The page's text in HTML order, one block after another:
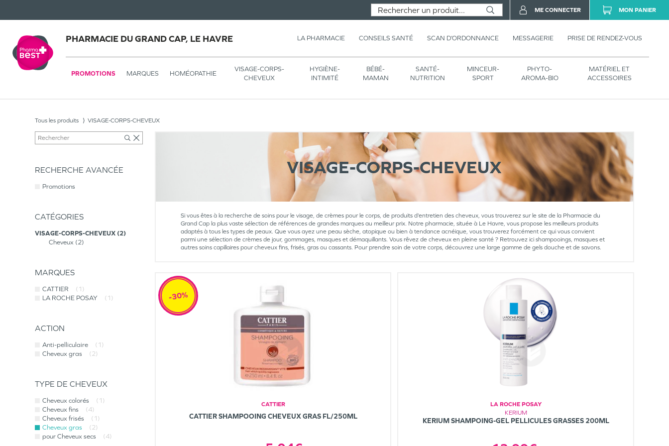
PHARMACIE DU GRAND CAP, LE HAVRE LA PHARMACIE CONSEILS SANTÉ SCAN D’ORDONNANCE MESSAGERIE PRISE DE RENDEZ-VOUS
PROMOTIONS MARQUES HOMÉOPATHIE
VISAGE-CORPS-
CHEVEUX
HYGIÈNE-
INTIMITÉ
BÉBÉ-
MAMAN
SANTÉ-
NUTRITION
MINCEUR-
SPORT
PHYTO-
AROMA-BIO
MATÉRIEL ET
ACCESSOIRES
ME CONNECTER MON PANIER
Tous les produits VISAGE-CORPS-CHEVEUX
RECHERCHE AVANCÉE
Promotions
CATÉGORIES
VISAGE-CORPS-CHEVEUX 2
Cheveux
2
MARQUES
CATTIER
(1)
LA ROCHE POSAY
(1)
ACTION
Anti-pelliculaire
(1)
Cheveux gras
(2)
TYPE DE CHEVEUX
Cheveux colorés
(1)
Cheveux fins
(4)
Cheveux frisés
(1)
Cheveux gras
(2)
pour Cheveux secs
(4)
VISAGE-CORPS-CHEVEUX
Si vous êtes à la recherche de soins pour le visage, de crèmes pour le corps, de produits d’entretien des cheveux, vous trouverez sur le site de la Pharmacie du
Grand Cap la plus vaste sélection de références de grandes marques au meilleur prix. Notre pharmacie, située à Le Havre, vous propose les meilleurs produits
adaptés à tous les types de peaux. Que vous ayez une peau sèche, atopique ou bien à tendance acnéique, vous trouverez forcément ce qui vous convient
parmi une sélection de crèmes de jour, gommages, masques et démaquillants. Vous rêvez de cheveux en pleine santé ? Retrouvez ici shampooings, masques et
autres soins capillaires pour cheveux fins, frisés, gras ou cassants. Pour prendre soin de votre corps, découvrez une large gamme de gels douche et de savons.
CATTIER
CATTIER SHAMPOOING CHEVEUX GRAS FL/250ML
-30%
LA ROCHE POSAY
KERIUM
KERIUM SHAMPOING-GEL PELLICULES GRASSES 200ML